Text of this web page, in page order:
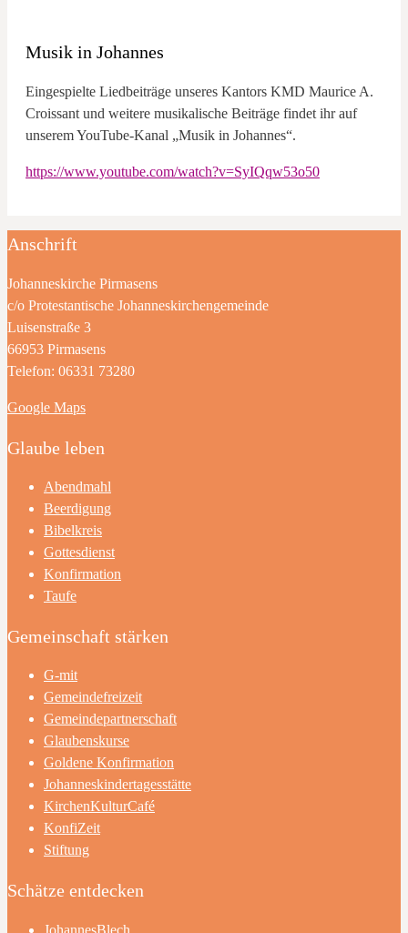
Musik in Johannes
Eingespielte Liedbeiträge unseres Kantors KMD Maurice A.
Croissant und weitere musikalische Beiträge findet ihr auf
unserem YouTube-Kanal „Musik in Johannes“.
https://www.youtube.com/watch?v=SyIQqw53o50
Anschrift
Johanneskirche Pirmasens
c/o Protestantische Johanneskirchengemeinde
Luisenstraße 3
66953 Pirmasens
Telefon: 06331 73280
Google Maps
Glaube leben
Abendmahl
Beerdigung
Bibelkreis
Gottesdienst
Konfirmation
Taufe
Gemeinschaft stärken
G-mit
Gemeindefreizeit
Gemeindepartnerschaft
Glaubenskurse
Goldene Konfirmation
Johanneskindertagesstätte
KirchenKulturCafé
KonfiZeit
Stiftung
Schätze entdecken
JohannesBlech